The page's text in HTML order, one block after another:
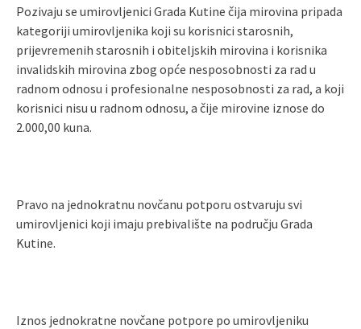
Pozivaju se umirovljenici Grada Kutine čija mirovina pripada
kategoriji umirovljenika koji su korisnici starosnih,
prijevremenih starosnih i obiteljskih mirovina i korisnika
invalidskih mirovina zbog opće nesposobnosti za rad u
radnom odnosu i profesionalne nesposobnosti za rad, a koji
korisnici nisu u radnom odnosu, a čije mirovine iznose do
2.000,00 kuna.
Pravo na jednokratnu novčanu potporu ostvaruju svi
umirovljenici koji imaju prebivalište na području Grada
Kutine.
Iznos jednokratne novčane potpore po umirovljeniku